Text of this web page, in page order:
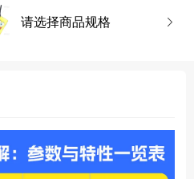
请选择商品规格 